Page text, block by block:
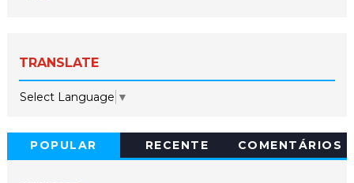
TRANSLATE
Select Language ▼
POPULAR RECENTE COMENTÁRIOS